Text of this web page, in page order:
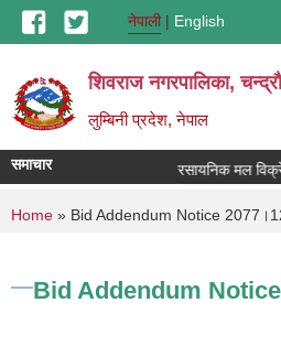
Skip to main contentनेपाली English
शिवराज नगरपालिका,
लुम्बिनी प्रदेश, नेपाल
समाचार रसायनिक मल
You are here
Home » Bid Addendum Notice
Bid Addendum